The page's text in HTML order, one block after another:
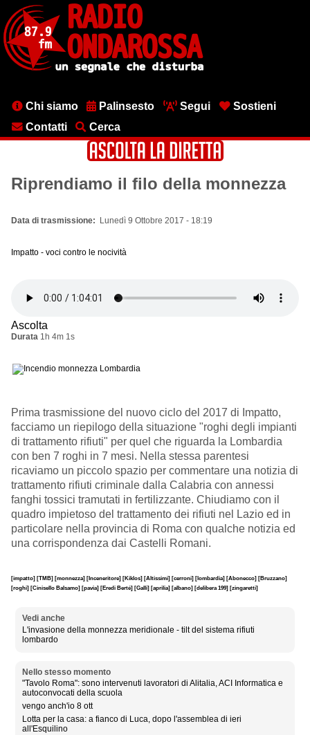
contenuto
principale
MenuChi siamo Palinsesto Segui
Sostieni
Contatti
Cerca
Riprendiamo il filo della monnezza
Data di trasmissione Lunedì 9 Ottobre 2017 - 18:19
Impatto - voci contro le nocività
Ascolta
Durata 1h 4m 1s
Prima trasmissione del nuovo ciclo del 2017 di Impatto,
facciamo un riepilogo della situazione "roghi degli impianti
di trattamento rifiuti" per quel che riguarda la Lombardia
con ben 7 roghi in 7 mesi. Nella stessa parentesi
ricaviamo un piccolo spazio per commentare una notizia di
trattamento rifiuti criminale dalla Calabria con annessi
fanghi tossici tramutati in fertilizzante. Chiudiamo con il
quadro impietoso del trattamento dei rifiuti nel Lazio ed in
particolare nella provincia di Roma con qualche notizia ed
una corrispondenza dai Castelli Romani.
[impatto] [TMB] [monnezza] [Inceneritore] [Kiklos] [Altissimi] [cerroni] [lombardia] [Abonecco] [Bruzzano]
[roghi] [Cinisello Balsamo] [pavia] [Eredi Berté] [Galli] [aprilia] [albano] [delibera 199] [zingaretti]
Vedi anche
L'invasione della monnezza meridionale - tilt del sistema rifiuti
lombardo
Nello stesso momento
"Tavolo Roma": sono intervenuti lavoratori di Alitalia, ACI Informatica e
autoconvocati della scuola
vengo anch'io 8 ott
Lotta per la casa: a fianco di Luca, dopo l'assemblea di ieri
all'Esquilino